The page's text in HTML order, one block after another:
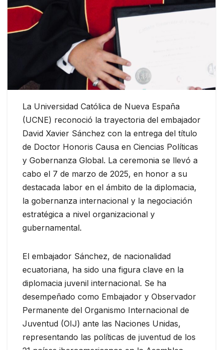
La Universidad Católica de Nueva España
(UCNE) reconoció la trayectoria del embajador
David Xavier Sánchez con la entrega del título
de Doctor Honoris Causa en Ciencias Políticas
y Gobernanza Global. La ceremonia se llevó a
cabo el 7 de marzo de 2025, en honor a su
destacada labor en el ámbito de la diplomacia,
la gobernanza internacional y la negociación
estratégica a nivel organizacional y
gubernamental.
El embajador Sánchez, de nacionalidad
ecuatoriana, ha sido una figura clave en la
diplomacia juvenil internacional. Se ha
desempeñado como Embajador y Observador
Permanente del Organismo Internacional de
Juventud (OIJ) ante las Naciones Unidas,
representando las políticas de juventud de los